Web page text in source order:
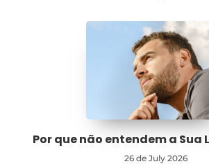
Por que não entendem a Sua
26 de July 2026